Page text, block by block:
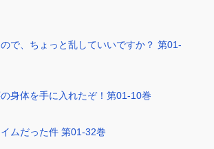
で、ちょっと乱していいですか？ 第01-
身体を手に入れたぞ！第01-10巻
ムだった件 第01-32巻